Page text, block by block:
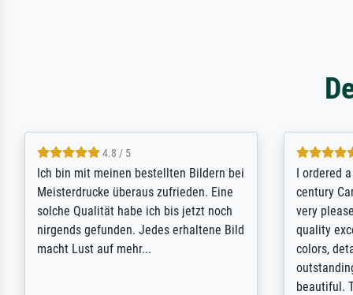
5 / 5
Rundum positive Erfahrung. Die
Ausführung des Auftrags hat eine Weile
gedauert, die angekündigte Lieferzeit
wurde aber letztlich sogar etwas
unterschritten. Die Qualität des Papiers
The team
meet its
expert
results for
client. The
repertoire
will